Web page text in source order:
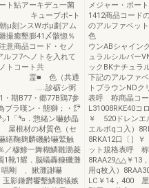
ト鮎アーキデュ一菌
ブポ−ト
μ刻ンスWポμ劃アム
撮癒墾膨41〆骸惚％
意商品コード・セノ
ルフ7ヘノトを入れて
トコート共
共通
AB ……診砺シ弼
期B77・郷77B鶏7参
ラ嘆ン・態獅；・㌘
㌔．惣緒ン嚇妙晶
根材の材質色（セ
繕鞠麹麟磯齢嚇鷲触
穆鯵一舞糊鱗雛渤菱
耀．脳蟻轟糠磯灘
唱剛 、鰍灘謝嚇
影鎌欝饗墾鱗雛犠嫉
メジャー・ポー
1412商品コード
のアルファベッ
色
ウンABシャイン
ュラルシルバー
ックBKナチュ
下記のアルファ
トブラウンND
表呼 称商晶コー
L31008RKE40コ
￥ 520ドレンエ
エルボqコ入）
8RKA12口〔］
ット規格表呼 称
8RAA29△△￥13
用q枚入）
LC￥14，400 屋